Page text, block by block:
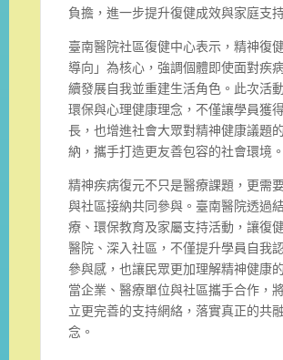
負擔，進一步提升復健成效與家庭支
臺南醫院社區復健中心表示，精神復
導向」為核心，強調個體即使面對疾
續發展自我並重建生活角色。此次活
環保與心理健康理念，不僅讓學員獲
長，也增進社會大眾對精神健康議題
納，攜手打造更友善包容的社會環境。
精神疾病復元不只是醫療課題，更需
與社區接納共同參與。臺南醫院透過
療、環保教育及家屬支持活動，讓復
醫院、深入社區，不僅提升學員自我
參與感，也讓民眾更加理解精神健康
當企業、醫療單位與社區攜手合作，
立更完善的支持網絡，落實真正的共
念。